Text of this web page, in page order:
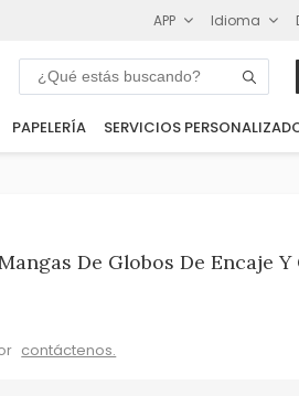
APP Idioma
PAPELERÍA SERVICIOS
De Globos De Encaje
contáctenos.